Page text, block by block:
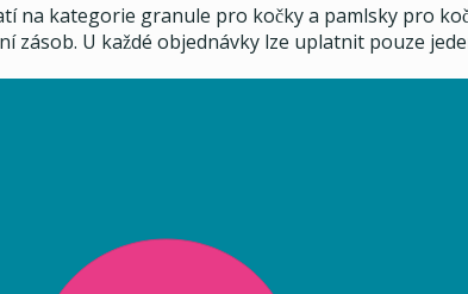
na kategorie granule pro kočky a pamlsky pro
zásob. U každé objednávky lze uplatnit pouze